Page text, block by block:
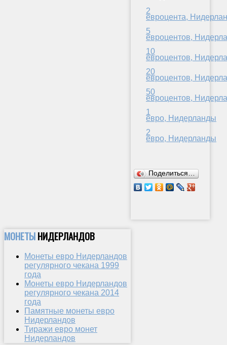
2
евроцента,
5
евроцентов,
10
евроцентов,
20
евроцентов,
50
евроцентов,
1
евро, Нидерланды
2
евро, Нидерланды
Поделиться…
МОНЕТЫНИДЕРЛАНДОВ
Монеты евро Нидерландов
регулярного чекана 1999
года
Монеты евро Нидерландов
регулярного чекана 2014
года
Памятные монеты евро
Нидерландов
Тиражи евро монет
Нидерландов